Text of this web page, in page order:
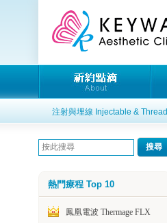
注射與埋線 Injectable & Thread
熱門療程 Top 10
鳳凰電波 Thermage FLX